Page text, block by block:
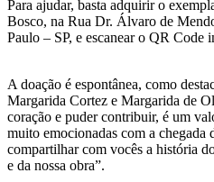
Para ajudar, basta adquirir o
Bosco, na Rua Dr. Álvaro de
Paulo – SP, e escanear o QR Code
A doação é espontânea, como
Margarida Cortez e Margarida de
coração e puder contribuir, é um
muito emocionadas com a chegada
compartilhar com vocês a história
e da nossa obra”.